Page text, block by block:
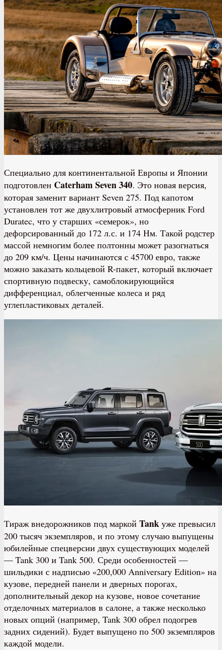
Специально для континентальной Европы и Японии
подготовлен Caterham Seven 340. Это новая версия,
которая заменит вариант Seven 275. Под капотом
установлен тот же двухлитровый атмосферник Ford
Duratec, что у старших «семерок», но
дефорсированный до 172 л.с. и 174 Нм. Такой родстер
массой немногим более полтонны может разогнаться
до 209 км/ч. Цены начинаются с 45700 евро, также
можно заказать кольцевой R-пакет, который включает
спортивную подвеску, самоблокирующийся
дифференциал, облегченные колеса и ряд
углепластиковых деталей.
Тираж внедорожников под маркой Tank уже превысил
200 тысяч экземпляров, и по этому случаю выпущены
юбилейные спецверсии двух существующих моделей
— Tank 300 и Tank 500. Среди особенностей —
шильдики с надписью «200,000 Anniversary Edition» на
кузове, передней панели и дверных порогах,
дополнительный декор на кузове, новое сочетание
отделочных материалов в салоне, а также несколько
новых опций (например, Tank 300 обрел подогрев
задних сидений). Будет выпущено по 500 экземпляров
каждой модели.